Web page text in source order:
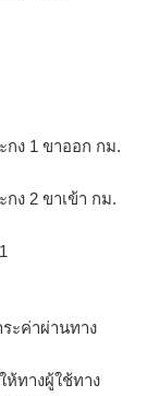
กง 1 ขาออก กม.
กง 2 ขาเข้า กม.
ะค่าผ่านทาง
ทางผู้ใช้ทาง